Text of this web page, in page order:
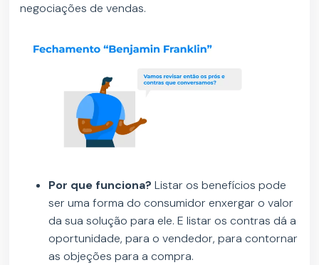
negociações de vendas.
Por que funciona? Listar os benefícios pode
ser uma forma do consumidor enxergar o valor
da sua solução para ele. E listar os contras dá a
oportunidade, para o vendedor, para contornar
as objeções para a compra.